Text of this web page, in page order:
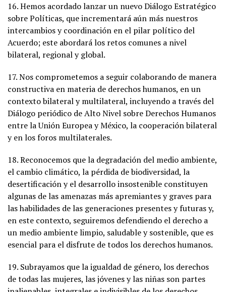
16. Hemos acordado lanzar un nuevo Diálogo Estratégico
sobre Políticas, que incrementará aún más nuestros
intercambios y coordinación en el pilar político del
Acuerdo; este abordará los retos comunes a nivel
bilateral, regional y global.
17. Nos comprometemos a seguir colaborando de manera
constructiva en materia de derechos humanos, en un
contexto bilateral y multilateral, incluyendo a través del
Diálogo periódico de Alto Nivel sobre Derechos Humanos
entre la Unión Europea y México, la cooperación bilateral
y en los foros multilaterales.
18. Reconocemos que la degradación del medio ambiente,
el cambio climático, la pérdida de biodiversidad, la
desertificación y el desarrollo insostenible constituyen
algunas de las amenazas más apremiantes y graves para
las habilidades de las generaciones presentes y futuras y,
en este contexto, seguiremos defendiendo el derecho a
un medio ambiente limpio, saludable y sostenible, que es
esencial para el disfrute de todos los derechos humanos.
19. Subrayamos que la igualdad de género, los derechos
de todas las mujeres, las jóvenes y las niñas son partes